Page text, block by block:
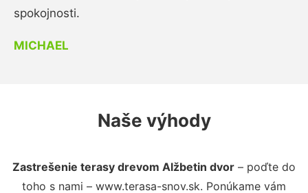
spokojnosti.
MICHAEL
Naše výhody
Zastrešenie terasy drevom Alžbetin dvor – poďte do
toho s nami – www.terasa-snov.sk. Ponúkame vám